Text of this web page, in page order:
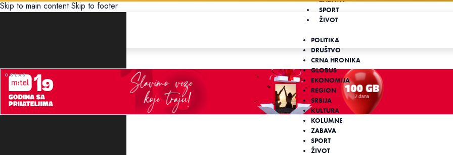
Skip to main content Skip to footer
SPORT
ŽIVOT
POLITIKA
DRUŠTVO
CRNA HRONIKA
GLOBUS
EKONOMIJA
REGION
SRBIJA
KULTURA
KOLUMNE
ZABAVA
SPORT
ŽIVOT